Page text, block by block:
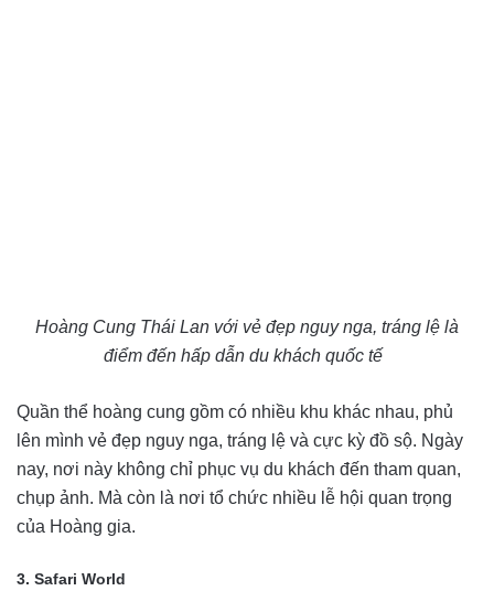
Hoàng Cung Thái Lan với vẻ đẹp nguy nga, tráng lệ là
điểm đến hấp dẫn du khách quốc tế
Quần thể hoàng cung gồm có nhiều khu khác nhau, phủ
lên mình vẻ đẹp nguy nga, tráng lệ và cực kỳ đồ sộ. Ngày
nay, nơi này không chỉ phục vụ du khách đến tham quan,
chụp ảnh. Mà còn là nơi tổ chức nhiều lễ hội quan trọng
của Hoàng gia.
3. Safari World